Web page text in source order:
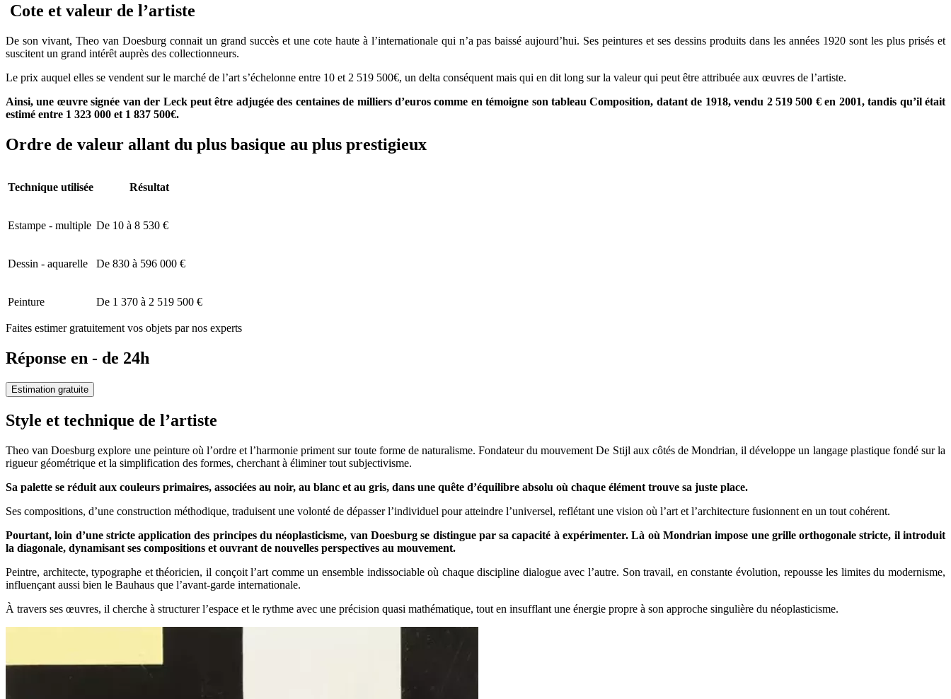
Cote et valeur de l’artiste
De son vivant, Theo van Doesburg connait un grand succès et une cote haute à l’internationale qui n’a pas baissé aujourd’hui. Ses peintures et ses dessins produits dans les années 1920 sont les plus prisés et
suscitent un grand intérêt auprès des collectionneurs.
Le prix auquel elles se vendent sur le marché de l’art s’échelonne entre 10 et 2 519 500€, un delta conséquent mais qui en dit long sur la valeur qui peut être attribuée aux œuvres de l’artiste.
Ainsi, une œuvre signée van der Leck peut être adjugée des centaines de milliers d’euros comme en témoigne son tableau Composition, datant de 1918, vendu 2 519 500 € en 2001, tandis qu’il était
estimé entre 1 323 000 et 1 837 500€.
Ordre de valeur allant du plus basique au plus prestigieux
Technique utilisée Résultat
Estampe - multiple De 10 à 8 530 €
Dessin - aquarelle De 830 à 596 000 €
Peinture De 1 370 à 2 519 500 €
Faites estimer gratuitement vos objets par nos experts
Réponse en - de 24h
Estimation gratuite
Style et technique de l’artiste
Theo van Doesburg explore une peinture où l’ordre et l’harmonie priment sur toute forme de naturalisme. Fondateur du mouvement De Stijl aux côtés de Mondrian, il développe un langage plastique fondé sur la
rigueur géométrique et la simplification des formes, cherchant à éliminer tout subjectivisme.
Sa palette se réduit aux couleurs primaires, associées au noir, au blanc et au gris, dans une quête d’équilibre absolu où chaque élément trouve sa juste place.
Ses compositions, d’une construction méthodique, traduisent une volonté de dépasser l’individuel pour atteindre l’universel, reflétant une vision où l’art et l’architecture fusionnent en un tout cohérent.
Pourtant, loin d’une stricte application des principes du néoplasticisme, van Doesburg se distingue par sa capacité à expérimenter. Là où Mondrian impose une grille orthogonale stricte, il introduit
la diagonale, dynamisant ses compositions et ouvrant de nouvelles perspectives au mouvement.
Peintre, architecte, typographe et théoricien, il conçoit l’art comme un ensemble indissociable où chaque discipline dialogue avec l’autre. Son travail, en constante évolution, repousse les limites du modernisme,
influençant aussi bien le Bauhaus que l’avant-garde internationale.
À travers ses œuvres, il cherche à structurer l’espace et le rythme avec une précision quasi mathématique, tout en insufflant une énergie propre à son approche singulière du néoplasticisme.